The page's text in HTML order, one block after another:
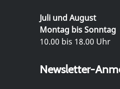
Juli und August
Montag bis Sonntag
10.00 bis 18.00 Uhr
Newsletter-